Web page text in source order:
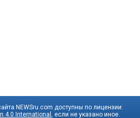
NEWSru.com доступны по лицензии:
4.0 International , если не указано иное.